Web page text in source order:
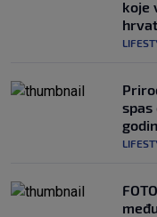
koje
spas